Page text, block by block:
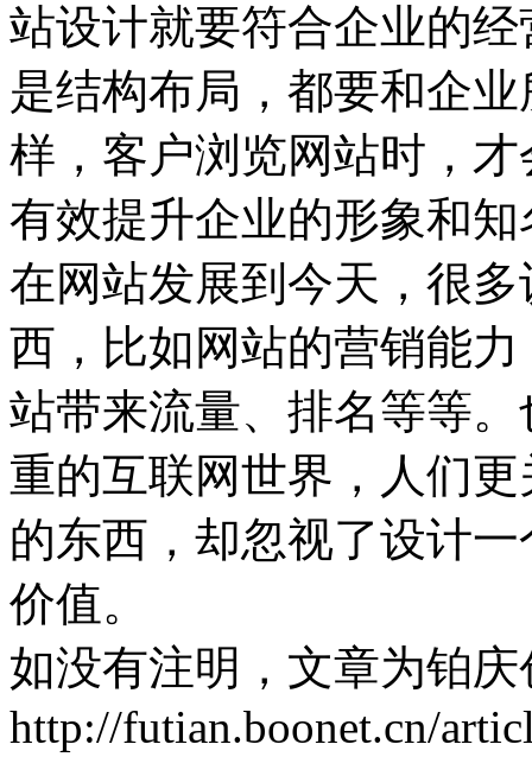
站设计就要符合企业的
是结构布局，都要和企
样，客户浏览网站时，
有效提升企业的形象和知
在网站发展到今天，很
西，比如网站的营销能
站带来流量、排名等等
重的互联网世界，人们
的东西，却忽视了设计
价值。
如没有注明，文章为铂
http://futian.boonet.cn/